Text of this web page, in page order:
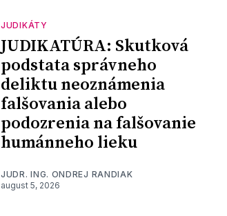
JUDIKÁTY
JUDIKATÚRA: Skutková
podstata správneho
deliktu neoznámenia
falšovania alebo
podozrenia na falšovanie
humánneho lieku
JUDR. ING. ONDREJ RANDIAK
august 5, 2026